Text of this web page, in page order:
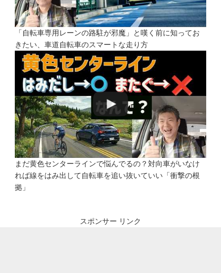
「自転車専用レーンの路駐が邪魔」と嘆く前に知ってお
きたい、車道自転車のスマートな走り方
まだ黄色センターラインで悩んでるの？対向車がいなけ
れば線をはみ出して自転車を追い抜いていい「衝撃の根
拠」
スポンサー リンク